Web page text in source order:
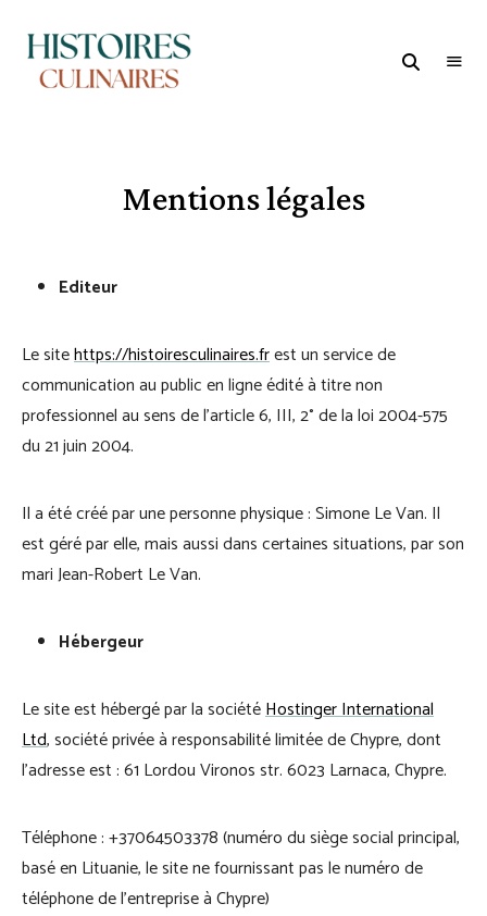
Mentions légales
Editeur
Le sitehttps://histoiresculinaires.frest un service de
communication au public en ligne édité à titre non
professionnel au sens de l’article 6, III, 2° de la loi 2004-575
du 21 juin 2004.
Il a été créé par une personne physique : Simone Le Van. Il
est géré par elle, mais aussi dans certaines situations, par son
mari Jean-Robert Le Van.
Hébergeur
Le site est hébergé par la sociétéHostinger International
Ltd, société privée à responsabilité limitée de Chypre, dont
l’adresse est : 61 Lordou Vironos str. 6023 Larnaca, Chypre.
Téléphone : +37064503378 (numéro du siège social principal,
basé en Lituanie, le site ne fournissant pas le numéro de
téléphone de l’entreprise à Chypre)